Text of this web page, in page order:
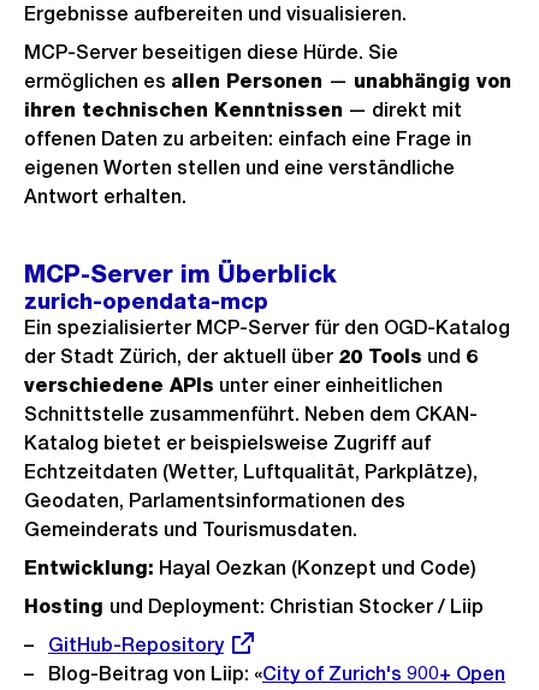
Ergebnisse aufbereiten und visualisieren.
MCP-Server beseitigen diese Hürde. Sie
ermöglichen es allen Personen — unabhängig von
ihren technischen Kenntnissen — direkt mit
offenen Daten zu arbeiten: einfach eine Frage in
eigenen Worten stellen und eine verständliche
Antwort erhalten.
MCP-Server im Überblick
zurich-opendata-mcp
Ein spezialisierter MCP-Server für den OGD-Katalog
der Stadt Zürich, der aktuell über 20 Tools und 6
verschiedene APIs unter einer einheitlichen
Schnittstelle zusammenführt. Neben dem CKAN-
Katalog bietet er beispielsweise Zugriff auf
Echtzeitdaten (Wetter, Luftqualität, Parkplätze),
Geodaten, Parlamentsinformationen des
Gemeinderats und Tourismusdaten.
Entwicklung: Hayal Oezkan (Konzept und Code)
Hosting und Deployment: Christian Stocker / Liip
Externer
Link:
GitHub-Repository
Blog-Beitrag von Liip: «Externer
City of Zurich's 900+ Open